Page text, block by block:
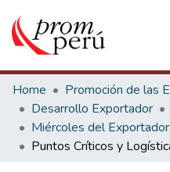
Communities & Collections
All of DSpace
Statistics
Estadísticas Externas
Home
Desarrollo Exportador
Miércoles del Exportador